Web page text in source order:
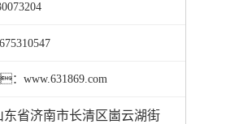
www.631869.com
东省济南市长清区崮云湖街